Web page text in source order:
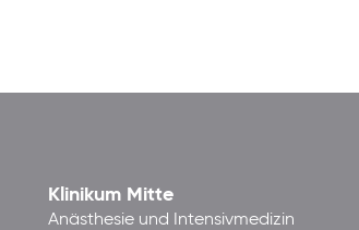
Klinikum Mitte
Anästhesie und Intensivmedizin